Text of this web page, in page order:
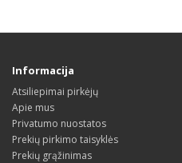
Informacija
Atsiliepimai pirkėjų
Apie mus
Privatumo nuostatos
Prekių pirkimo taisyklės
Prekių grąžinimas